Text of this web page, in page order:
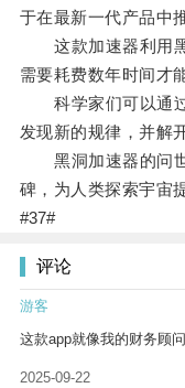
于在最新一代产品中
这款加速器利用黑
需要耗费数年时间才
科学家们可以通过
发现新的规律，并解
黑洞加速器的问世
碑，为人类探索宇宙
#37#
评论
游客
这款app就像我的财务顾
2025-09-22